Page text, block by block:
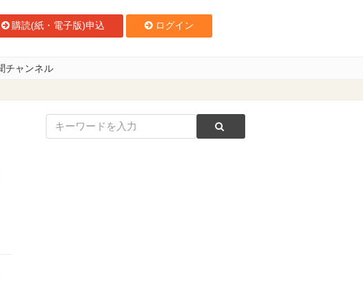
購読(紙・電子版)申込 ログイン
チャンネル